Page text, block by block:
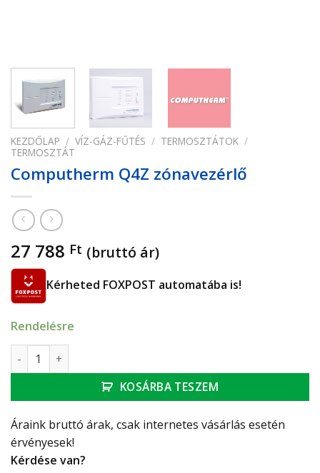
KEZDŐLAP / VÍZ-GÁZ-FŰTÉS / TERMOSZTÁTOK /
TERMOSZTÁT
Computherm Q4Z zónavezérlő
27 788 Ft (bruttó ár)
Kérheted FOXPOST automatába is!
Rendelésre
Computherm Q4Z zónavezérlő mennyiség
KOSÁRBA TESZEM
Áraink bruttó árak, csak internetes vásárlás esetén
érvényesek!
Kérdése van?